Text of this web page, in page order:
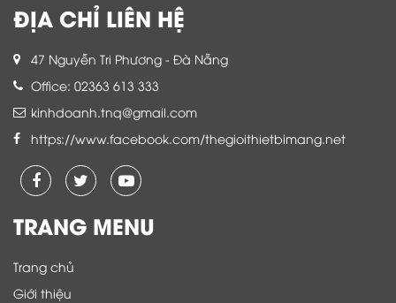
ĐỊA CHỈ LIÊN HỆ
47 Nguyễn Tri Phương - Đà Nẵng
Office: 02363 613 333
kinhdoanh.tnq@gmail.com
https://www.facebook.com/thegioithietbimang.net
TRANG MENU
Trang chủ
Giới thiệu